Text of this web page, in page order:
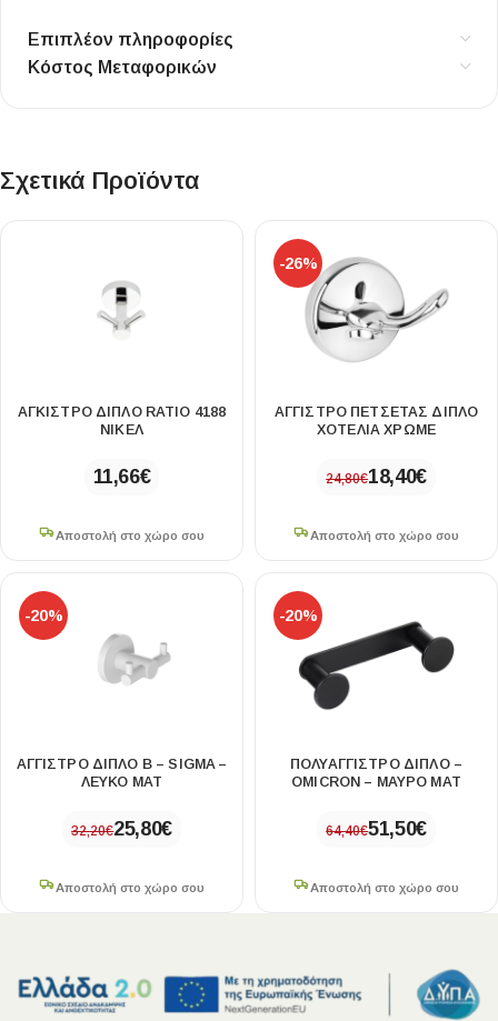
Επιπλέον πληροφορίες
Κόστος Μεταφορικών
Σχετικά Προϊόντα
ΑΓΚΙΣΤΡΟ ΔΙΠΛΟ RATIO 4188
ΝΙΚΕΛ
11,66€
Αποστολή στο χώρο σου
-26%
ΑΓΓΙΣΤΡΟ ΠΕΤΣΕΤΑΣ ΔΙΠΛΟ
ΧΟΤΕΛΙΑ ΧΡΩΜΕ
24,80€18,40€
Αποστολή στο χώρο σου
-20%
ΑΓΓΙΣΤΡΟ ΔΙΠΛΟ Β – SIGMA –
ΛΕΥΚΟ ΜΑΤ
32,20€25,80€
Αποστολή στο χώρο σου
-20%
ΠΟΛΥΑΓΓΙΣΤΡΟ ΔΙΠΛΟ –
OMICRON – ΜΑΥΡΟ ΜΑΤ
64,40€51,50€
Αποστολή στο χώρο σου